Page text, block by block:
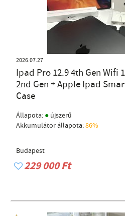
2026.07.27
Ipad Pro 12.9 4th Gen Wifi
2nd Gen + Apple Ipad
Case
Állapota: ● újszerű
Akkumulátor állapota:86%
Budapest
229 000 Ft